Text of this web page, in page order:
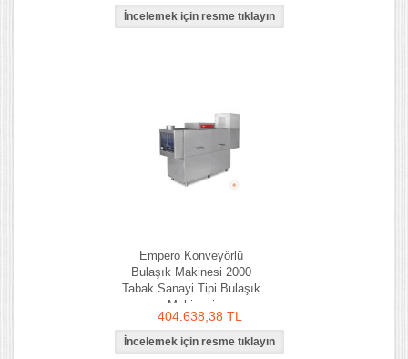
Empero Konveyörlü
Bulaşık Makinesi 2000
Tabak Sanayi Tipi Bulaşık
Makinesi
404.638,38 TL